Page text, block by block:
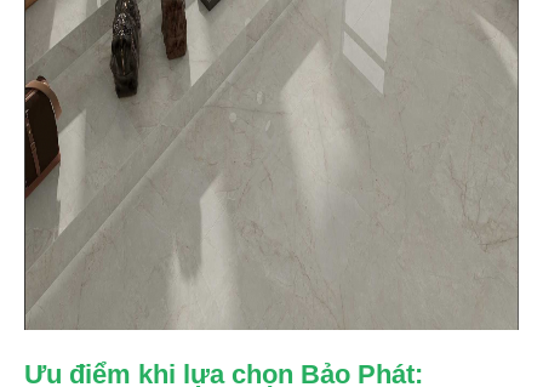
Ưu điểm khi lựa chọn Bảo Phát: